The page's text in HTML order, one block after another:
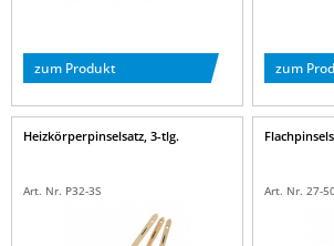
zum Produkt zum
Heizkörperpinselsatz, 3-tlg.
Art. Nr. P32-3S Art. Nr. 27-